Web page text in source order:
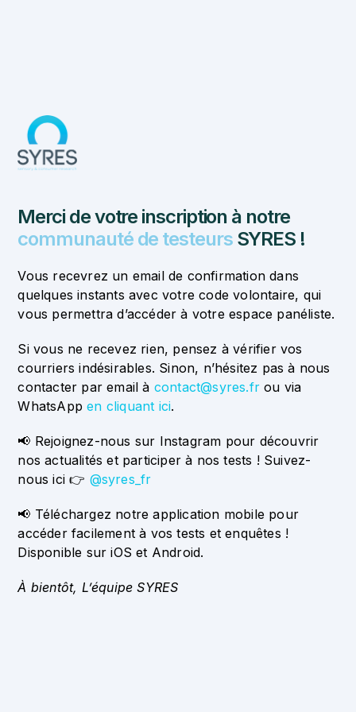
Merci de votre inscription à notre
communauté de testeursSYRES !
Vous recevrez un email de confirmation dans
quelques instants avec votre code volontaire, qui
vous permettra d’accéder à votre espace panéliste.
Si vous ne recevez rien, pensez à vérifier vos
courriers indésirables. Sinon, n’hésitez pas à nous
contacter par email à contact@syres.fr ou via
WhatsAppen cliquant ici.
📢 Rejoignez-nous sur Instagram pour découvrir
nos actualités et participer à nos tests ! Suivez-
nous ici 👉 @syres_fr
📢 Téléchargez notre application mobile pour
accéder facilement à vos tests et enquêtes !
Disponible sur iOS et Android.
À bientôt, L’équipe SYRES